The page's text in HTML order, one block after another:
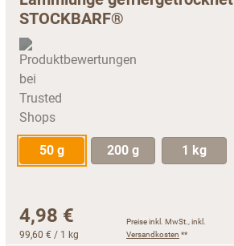
STOCKBARF®
50 g 200 g 1 kg
4,98 €
99,60 € / 1 kg
Preise inkl. MwSt., inkl.
Versandkosten **